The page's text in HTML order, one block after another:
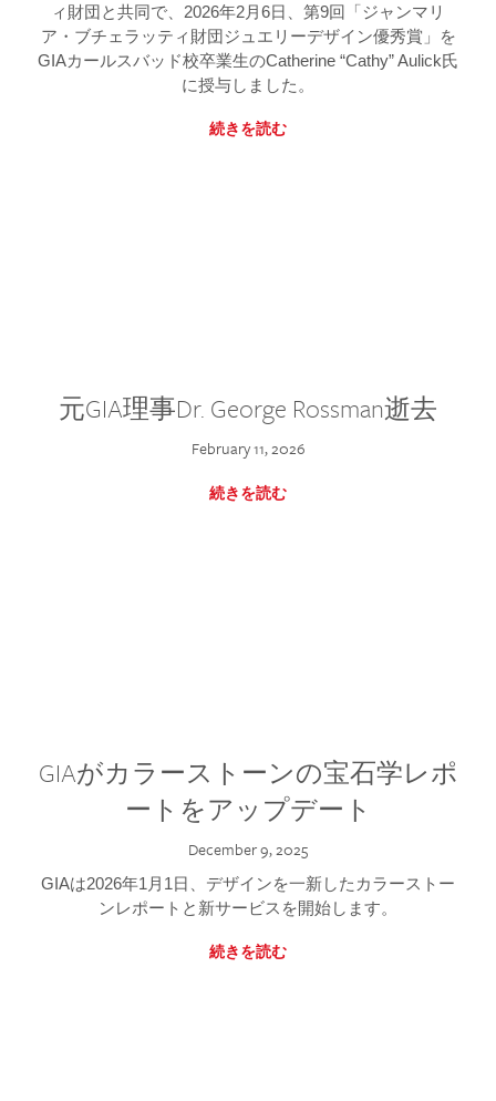
ィ財団と共同で、2026年2月6日、第9回「ジャンマリ
ア・ブチェラッティ財団ジュエリーデザイン優秀賞」を
GIAカールスバッド校卒業生のCatherine “Cathy” Aulick氏
に授与しました。
続きを読む
元GIA理事Dr. George Rossman逝去
February 11, 2026
続きを読む
GIAがカラーストーンの宝石学レポ
ートをアップデート
December 9, 2025
GIAは2026年1月1日、デザインを一新したカラーストー
ンレポートと新サービスを開始します。
続きを読む